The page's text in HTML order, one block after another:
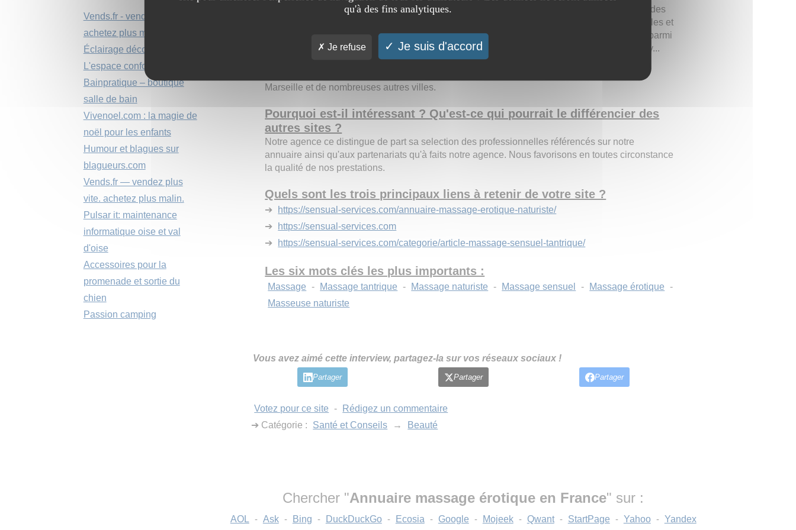
couple, nos prestations haut de gammes sont ouvertes à tous les clients désireux de profiter des
bienfaits d'un massage de prestige. Glissez-vous donc entre les mains expertes des plus belles et
professionnelles masseuses de France. Pour un massage pleins de sensualité. Choisissez parmi
plusieurs types de prestations. Massage tantrique... Massage naturiste... Massage body-body...
Chez Sensual-Services vous trouverez la masseuses de vos rêves soit par le biais de notre
Marseille et de nombreuses autres villes.
Pourquoi est-il intéressant ? Qu'est-ce qui pourrait le différencier des
autres sites ?
Notre agence ce distingue de part sa selection des professionnelles référencés sur notre
annuaire ainsi qu'aux partenariats qu'à faits notre agence. Nous favorisons en toutes circonstance
la qualité de nos prestations.
Quels sont les trois principaux liens à retenir de votre site ?
➔
https://sensual-services.com/annuaire-massage-erotique-naturiste/
➔
https://sensual-services.com
➔
https://sensual-services.com/categorie/article-massage-sensuel-tantrique/
Les six mots clés les plus importants :
Massage - Massage tantrique - Massage naturiste - Massage sensuel - Massage érotique -
Masseuse naturiste
Vous avez aimé cette interview, partagez-la sur vos réseaux sociaux !
Partager Partager Partager
Votez pour ce site -
Rédigez un commentaire
➔ Catégorie :
Santé et Conseils → Beauté
Chercher "Annuaire massage érotique en France" sur :
AOL - Ask - Bing - DuckDuckGo - Ecosia - Google - Mojeek - Qwant - StartPage - Yahoo - Yandex
Vends.fr - vendez plus vite.
achetez plus malin.
Éclairage déco
L'espace confort média
Bainpratique – boutique
salle de bain
Vivenoel.com : la magie de
noël pour les enfants
Humour et blagues sur
blagueurs.com
Vends.fr — vendez plus
vite. achetez plus malin.
Pulsar it: maintenance
informatique oise et val
d'oise
Accessoires pour la
promenade et sortie du
chien
Passion camping
qu'à des fins analytiques.
Je refuse Je suis d'accord